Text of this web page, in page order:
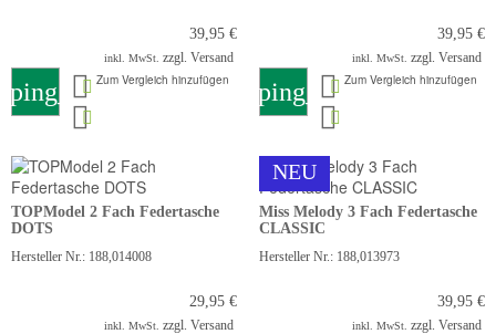
39,95 €
inkl. MwSt. zzgl. Versand
Zum Vergleich hinzufügen
39,95 €
inkl. MwSt. zzgl. Versand
shopping_cartZum Vergleich hinzufügen
TOPModel 2 Fach Federtasche
DOTS
Hersteller Nr.: 188,014008
29,95 €
inkl. MwSt. zzgl. Versand
NEU
Miss Melody 3 Fach Federtasche
CLASSIC
Hersteller Nr.: 188,013973
39,95 €
inkl. MwSt. zzgl. Versand